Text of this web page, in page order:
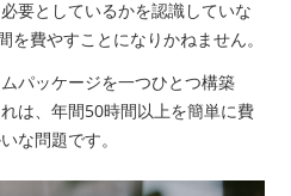
要としているかを認識していな
を費やすことになりかねません。
パッケージを一つひとつ構築
は、年間50時間以上を簡単に費
な問題です。